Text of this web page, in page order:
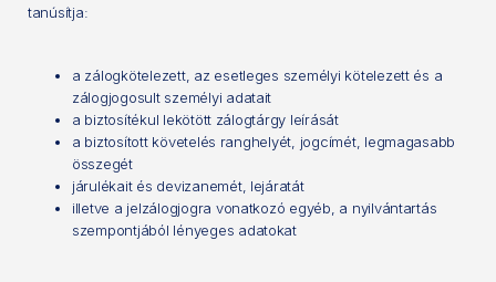
tanúsítja:
a zálogkötelezett, az esetleges személyi kötelezett és a
zálogjogosult személyi adatait
a biztosítékul lekötött zálogtárgy leírását
a biztosított követelés ranghelyét, jogcímét, legmagasabb
összegét
járulékait és devizanemét, lejáratát
illetve a jelzálogjogra vonatkozó egyéb, a nyilvántartás
szempontjából lényeges adatokat